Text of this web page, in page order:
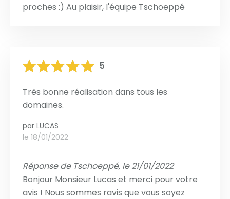
proches :) Au plaisir, l'équipe Tschoeppé
5
Très bonne réalisation dans tous les
domaines.
par LUCAS
le 18/01/2022
Réponse de Tschoeppé, le 21/01/2022
Bonjour Monsieur Lucas et merci pour votre
avis ! Nous sommes ravis que vous soyez